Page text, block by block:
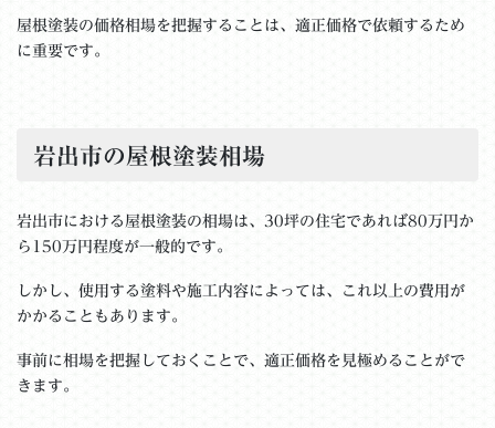
屋根塗装の価格相場を把握することは、適正価格で依頼するため
に重要です。
岩出市の屋根塗装相場
岩出市における屋根塗装の相場は、30坪の住宅であれば80万円か
ら150万円程度が一般的です。
しかし、使用する塗料や施工内容によっては、これ以上の費用が
かかることもあります。
事前に相場を把握しておくことで、適正価格を見極めることがで
きます。